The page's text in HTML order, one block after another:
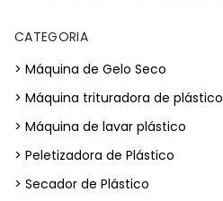
CATEGORIA
> Máquina de Gelo Seco
> Máquina trituradora de plástico
> Máquina de lavar plástico
> Peletizadora de Plástico
> Secador de Plástico